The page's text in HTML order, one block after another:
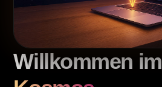
Willkommen im